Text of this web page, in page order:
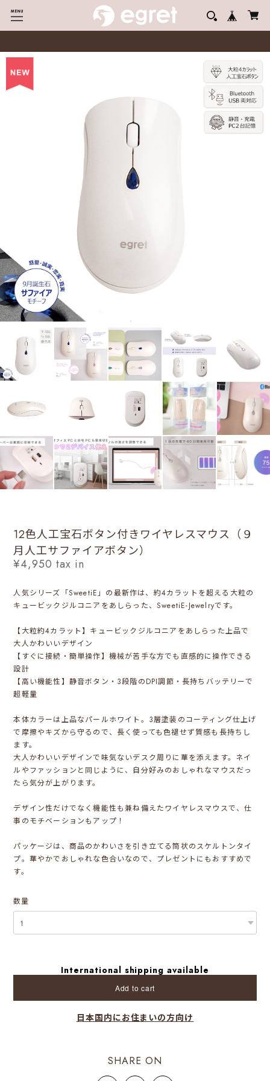
12色人工宝石ボタン付きワイヤレスマウス（９
月人工サファイアボタン）
¥4,950 tax in
人気シリーズ「SweetiE」の最新作は、約4カラットを超える大粒の
キュービックジルコニアをあしらった、SweetiE-Jewelryです。
【大粒約4カラット】キュービックジルコニアをあしらった上品で
大人かわいいデザイン
【すぐに接続・簡単操作】機械が苦手な方でも直感的に操作できる
設計
【高い機能性】静音ボタン・3段階のDPI調節・長持ちバッテリーで
超軽量
本体カラーは上品なパールホワイト。3層塗装のコーティング仕上げ
で摩擦やキズから守るので、長く使っても色褪せず質感も長持ちし
ます。
大人かわいいデザインで味気ないデスク周りに華を添えます。ネイ
ルやファッションと同じように、自分好みのおしゃれなマウスだっ
たら気分が上がります。
デザイン性だけでなく機能性も兼ね備えたワイヤレスマウスで、仕
事のモチベーションもアップ！
パッケージは、商品のかわいさを引き立てる筒状のスケルトンタイ
プ。華やかでおしゃれな色合いなので、プレゼントにもおすすめで
す。
数量
International shipping available
Add to cart
日本国内にお住まいの方向け
SHARE ON